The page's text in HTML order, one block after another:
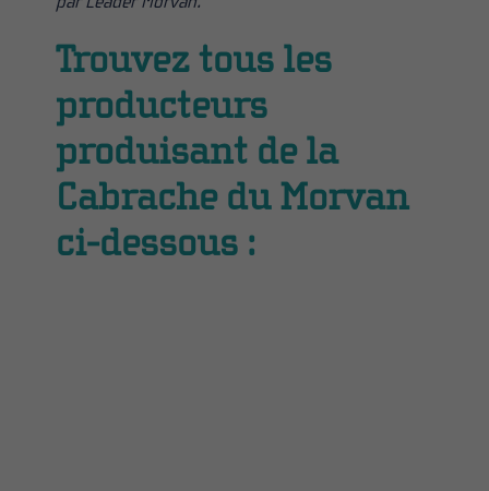
Trouvez tous les
producteurs
produisant de la
Cabrache du Morvan
ci-dessous :